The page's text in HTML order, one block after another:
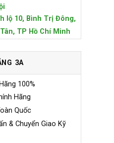
lộ 10, Bình Trị Đông,
TP Hồ Chí Minh
3A
100%
Hãng
Quốc
& Chuyển Giao Kỹ